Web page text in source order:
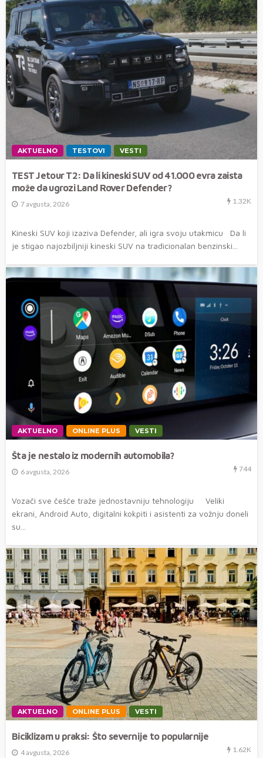
AKTUELNO TESTOVI VESTI
TEST Jetour T2: Da li kineski SUV od 41.000 evra zaista
može da ugrozi Land Rover Defender?
7 avgusta, 2026 1.32K
Kineski SUV koji izaziva Defender, ali igra svoju utakmicu Da li
je stigao najozbiljniji kineski SUV na tradicionalan benzinski...
AKTUELNO ONLINE PLUS VESTI
Šta je nestalo iz modernih automobila?
6 avgusta, 2026 744
Vozači sve češće traže jednostavniju tehnologiju Veliki
ekrani, Android Auto, digitalni kokpiti i asistenti za vožnju doneli
su...
AKTUELNO ONLINE PLUS VESTI
Biciklizam u praksi: Što severnije to popularnije
4 avgusta, 2026 1.62K